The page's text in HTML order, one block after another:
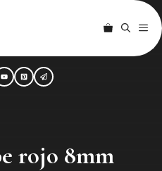
rojo 8mm